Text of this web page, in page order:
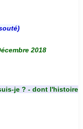
)
2018
je ? - dont l'histoire